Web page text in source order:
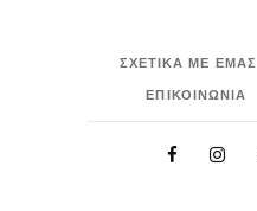
ΣΧΕΤΙΚΑ ΜΕ ΕΜΑΣ
ΕΠΙΚΟΙΝΩΝΙΑ